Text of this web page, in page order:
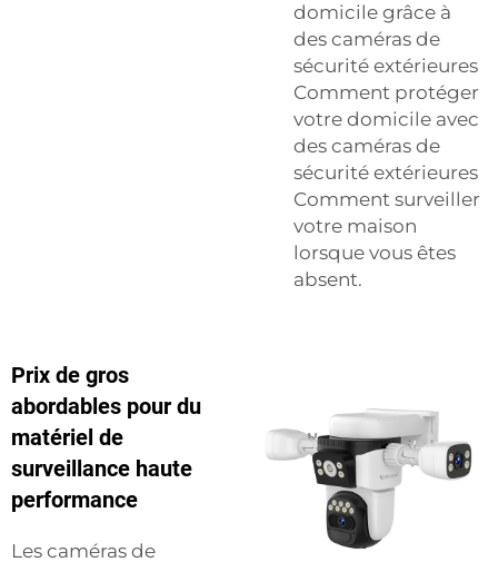
domicile grâce à
des caméras de
sécurité extérieures
Comment protéger
votre domicile avec
des caméras de
sécurité extérieures
Comment surveiller
votre maison
lorsque vous êtes
absent.
Prix de gros
abordables pour du
matériel de
surveillance haute
performance
Les caméras de